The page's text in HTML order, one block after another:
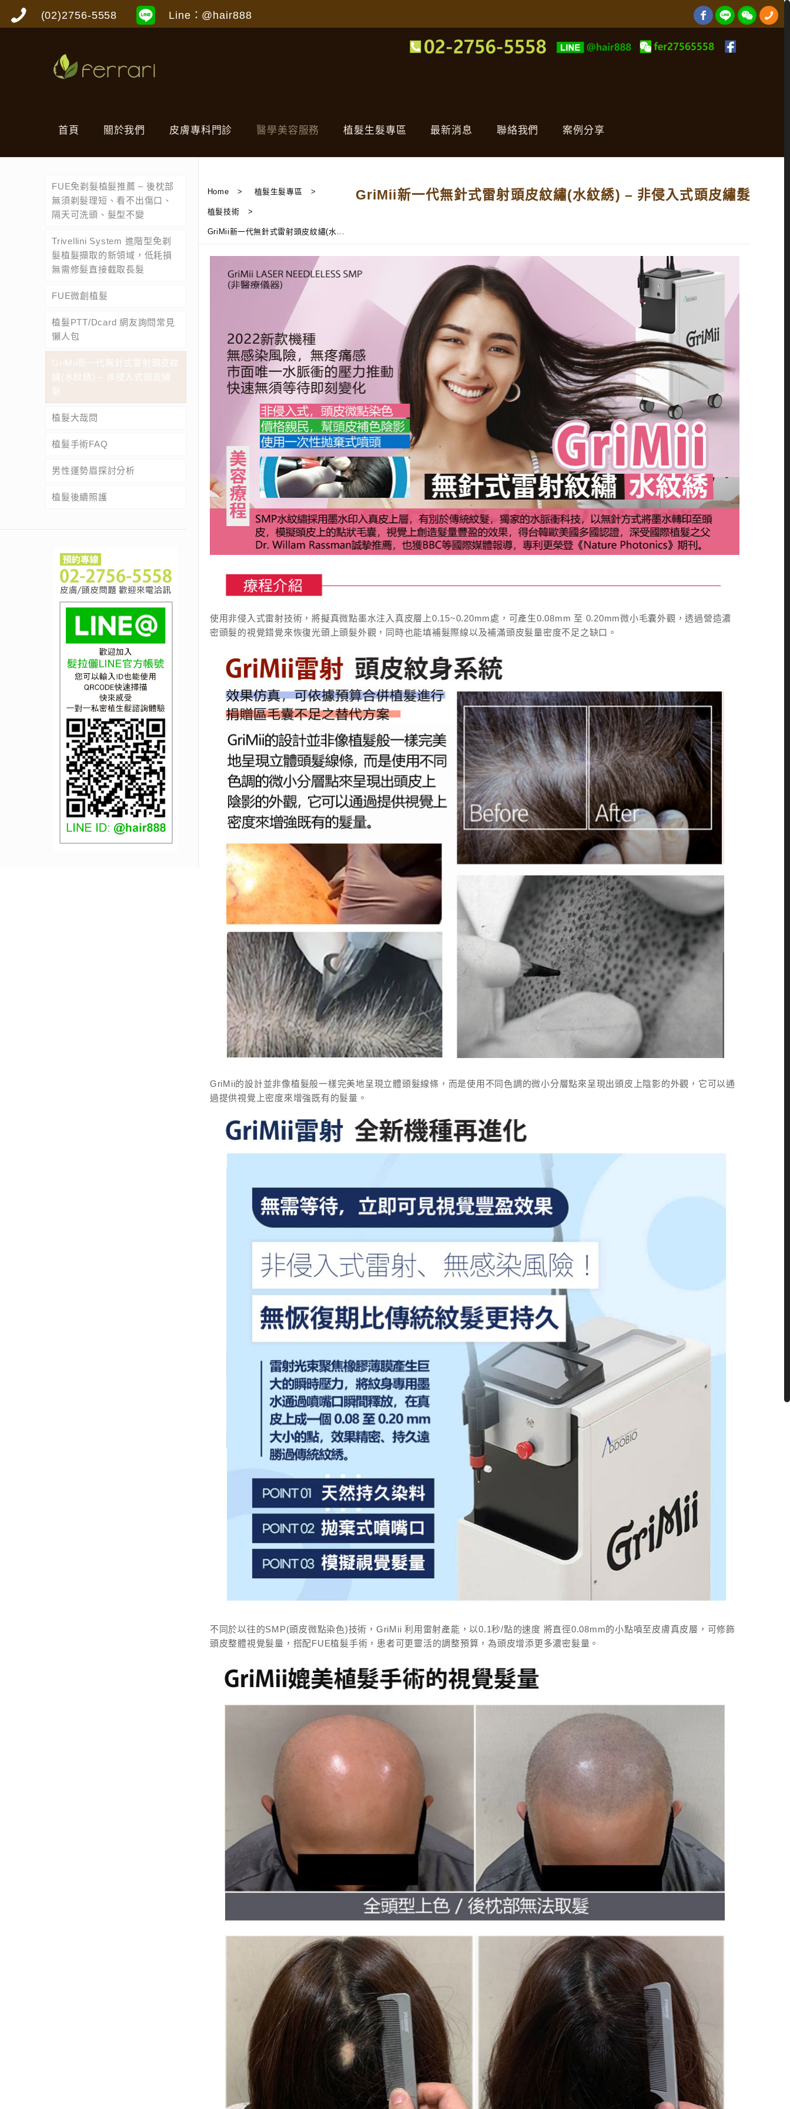
(02)2756-5558 Line：@hair888
首頁 關於我們 皮膚專科門診 醫學美容服務 植髮生髮專區 最新消息 聯絡我們 案例分享
GriMii新一代無針式雷射頭皮紋繡(水紋綉) – 非侵入式頭皮繡髮
Home > 植髮生髮專區 >
植髮技術 >
GriMii新一代無針式雷射頭皮紋繡(水...
使用非侵入式雷射技術，將擬真微點墨水注入真皮層上0.15~0.20mm處，可產生0.08mm 至 0.20mm微小毛囊外觀，透過營造濃
密頭髮的視覺錯覺來恢復光頭上頭髮外觀，同時也能填補髮際線以及補滿頭皮髮量密度不足之缺口。
GriMii的設計並非像植髮般一樣完美地呈現立體頭髮線條，而是使用不同色調的微小分層點來呈現出頭皮上陰影的外觀，它可以通
過提供視覺上密度來增強既有的髮量。
不同於以往的SMP(頭皮微點染色)技術，GriMii 利用雷射產能，以0.1秒/點的速度 將直徑0.08mm的小點噴至皮膚真皮層，可修飾
頭皮整體視覺髮量，搭配FUE植髮手術，患者可更靈活的調整預算，為頭皮增添更多濃密髮量。
FUE免剃髮植髮推薦 – 後枕部
無須剃髮理短、看不出傷口、
隔天可洗頭、髮型不變
Trivellini System 進階型免剃
髮植髮擷取的新領域，低耗損
無需修髮直接截取長髮
FUE微創植髮
植髮PTT/Dcard 網友詢問常見
懶人包
GriMii新一代無針式雷射頭皮紋
繡(水紋綉) – 非侵入式頭皮繡
髮
植髮大哉問
植髮手術FAQ
男性運勢眉探討分析
植髮後續照護